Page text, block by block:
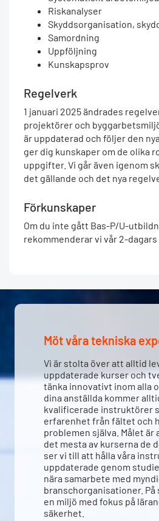
Riskanalyser
Skyddsorganisation,
Samordning
Uppföljning
Kunskapsprov
Regelverk
1 januari 2025 ändrades
projektörer och
är uppdaterad och följer den
ger dig kunskaper om de olika
uppgifter. Vi går även igenom
det gällande och det nya
Förkunskaper
Om du inte gått Bas-P/U-
rekommenderar vi vår 2-
Möt våra tekniska
Vi är stolta över att alltid
uppdaterade kurser och
tänka innovativt inom alla
dina anställda kommer
kvalificerade instruktörer
erfarenhet från fältet och
problemen själva. Målet är
det mesta av kurserna de
ser vi till att hålla våra
uppdaterade genom
nära samarbete med
branschorganisationer. På
en miljö med fokus på
säkerhet.